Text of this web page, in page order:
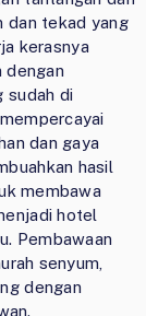
dan tekad yang
kerasnya
dengan
sudah di
dan gaya
hasil
membawa
hotel
Pembawaan
senyum,
dengan